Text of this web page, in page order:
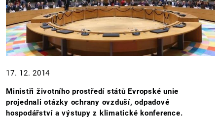
17. 12. 2014
Ministři životního prostředí států Evropské unie
projednali otázky ochrany ovzduší, odpadové
hospodářství a výstupy z klimatické konference.